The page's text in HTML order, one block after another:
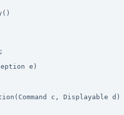
e)
c, Displayable d)